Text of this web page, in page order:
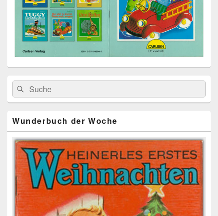
Primärer
Seitenleisten
Widget-
Bereich
Search
for:
Suche
Wunderbuch der Woche